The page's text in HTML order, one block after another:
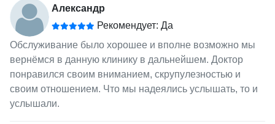
Александр
Рекомендует: Да
Обслуживание было хорошее и вполне возможно мы
вернёмся в данную клинику в дальнейшем. Доктор
понравился своим вниманием, скрупулезностью и
своим отношением. Что мы надеялись услышать, то и
услышали.